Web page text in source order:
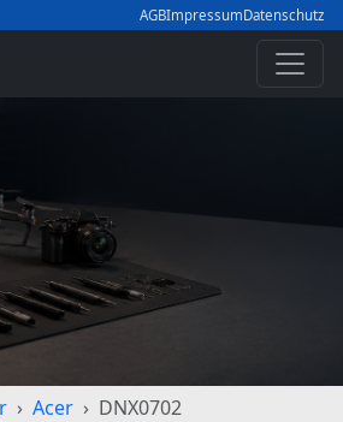
AGBImpressumDatenschutz
Acer DNX0702